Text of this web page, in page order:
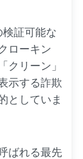
検証可能な
ローキン
クリーン」
示する詐欺
としていま
ばれる最先